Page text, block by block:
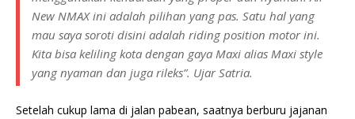
New NMAX ini adalah pilihan yang pas. Satu hal yang
mau saya soroti disini adalah riding position motor ini.
Kita bisa keliling kota dengan gaya Maxi alias Maxi style
yang nyaman dan juga rileks”. Ujar Satria.
Setelah cukup lama di jalan pabean, saatnya berburu jajanan